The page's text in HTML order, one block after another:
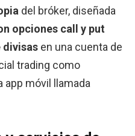
del bróker, diseñada
opciones call y put
divisas en una cuenta de
trading como
app móvil llamada